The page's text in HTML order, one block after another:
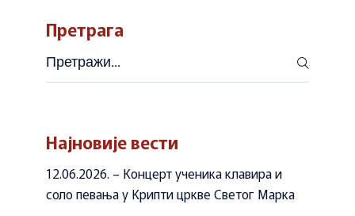
Претрага
Претражи
Најновије вести
12.06.2026. – Концерт ученика клавира и
соло певања у Крипти цркве Светог Марка